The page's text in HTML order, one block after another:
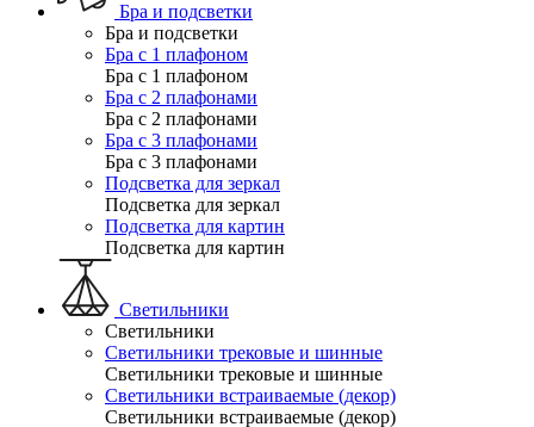
Бра и подсветки
Бра и подсветки
Бра с 1 плафоном
Бра с 1 плафоном
Бра с 2 плафонами
Бра с 2 плафонами
Бра с 3 плафонами
Бра с 3 плафонами
Подсветка для зеркал
Подсветка для зеркал
Подсветка для картин
Подсветка для картин
Светильники
Светильники
Светильники трековые и шинные
Светильники трековые и шинные
Светильники встраиваемые (декор)
Светильники встраиваемые (декор)